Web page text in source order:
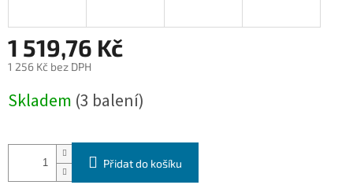
1 519,76 Kč
1 256 Kč bez DPH
cena:
Skladem (3 balení)
Přidat do košíku